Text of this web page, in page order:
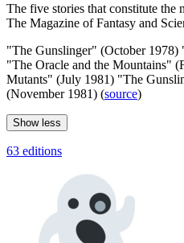
The five stories that constitute
The Magazine of Fantasy and
"The Gunslinger" (October
"The Oracle and the Mountains"
Mutants" (July 1981) "The
(November 1981) (source)
Show less
63 editions